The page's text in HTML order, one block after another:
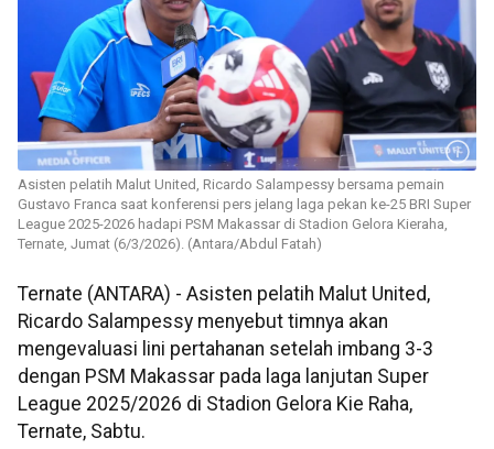
Asisten pelatih Malut United, Ricardo Salampessy bersama pemain
Gustavo Franca saat konferensi pers jelang laga pekan ke-25 BRI Super
League 2025-2026 hadapi PSM Makassar di Stadion Gelora Kieraha,
Ternate, Jumat (6/3/2026). (Antara/Abdul Fatah)
Ternate (ANTARA) - Asisten pelatih Malut United,
Ricardo Salampessy menyebut timnya akan
mengevaluasi lini pertahanan setelah imbang 3-3
dengan PSM Makassar pada laga lanjutan Super
League 2025/2026 di Stadion Gelora Kie Raha,
Ternate, Sabtu.